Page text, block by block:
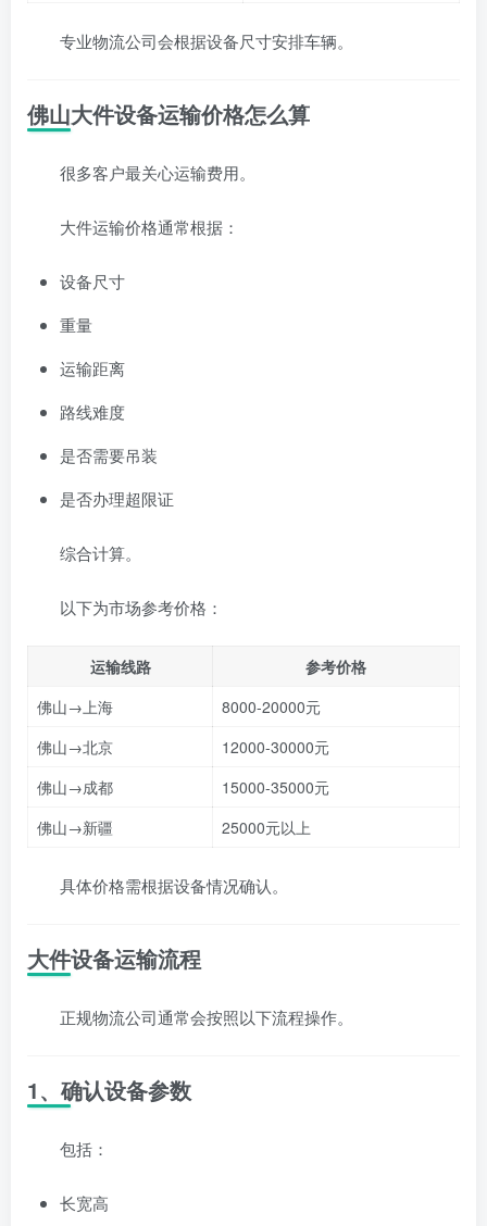
专业物流公司会根据设备尺寸安排车辆。
佛山大件设备运输价格怎么算
很多客户最关心运输费用。
大件运输价格通常根据：
设备尺寸
重量
运输距离
路线难度
是否需要吊装
是否办理超限证
综合计算。
以下为市场参考价格：
运输线路
参考价格
佛山→上海
8000-20000元
佛山→北京
12000-30000元
佛山→成都
15000-35000元
佛山→新疆
25000元以上
具体价格需根据设备情况确认。
大件设备运输流程
正规物流公司通常会按照以下流程操作。
1、确认设备参数
包括：
长宽高